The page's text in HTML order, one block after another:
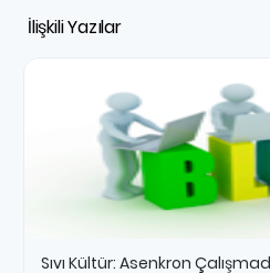
İlişkili Yazılar
Sıvı Kültür: Asenkron